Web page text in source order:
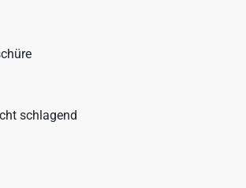
schlagend